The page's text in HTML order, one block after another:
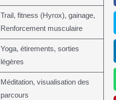
Trail, fitness (Hyrox), gainage,
Renforcement musculaire
Yoga, étirements, sorties
légères
Méditation, visualisation des
parcours